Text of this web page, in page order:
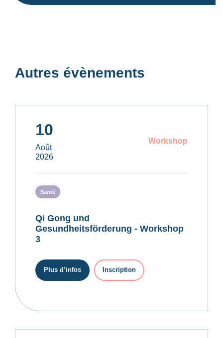
Autres évènements
10
Août
2026
Workshop
Santé
Qi Gong und
Gesundheitsförderung - Workshop
3
Plus d’infos Inscription